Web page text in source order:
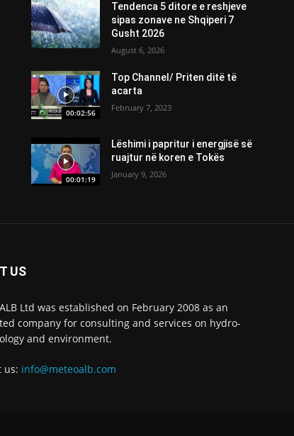
Tendenca 5 ditore e reshjeve
sipas zonave ne Shqiperi 7
Gusht 2026
August 6, 2026
00:02:56
Top Channel/ Priten ditë të
acarta
February 7, 2023
00:01:19
Lëshimi i papritur i energjisë së
ruajtur në koren e Tokës
January 9, 2026
US
Ltd was established on February 2008 as an
company for consulting and services on hydro-
and environment.
us: info@meteoalb.com